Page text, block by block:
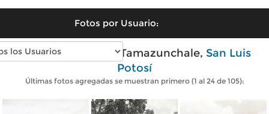
Fotos por Usuario:
Fotos antiguas de Tamazunchale, San Luis
Potosí
Últimas fotos agregadas se muestran primero (1 al 24 de 105):